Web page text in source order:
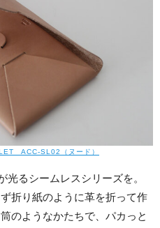
ACC-SL02（ヌード）
光るシームレスシリーズを。
折り紙のように革を折って作
のようなかたちで、パカっと